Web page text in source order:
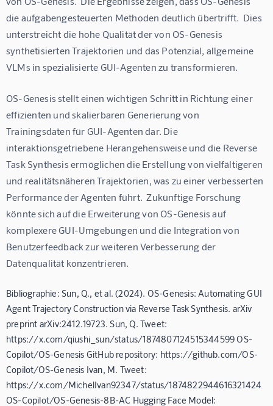
die aufgabengesteuerten Methoden deutlich übertrifft.  Dies
unterstreicht die hohe Qualität der von OS-Genesis
synthetisierten Trajektorien und das Potenzial, allgemeine
VLMs in spezialisierte GUI-Agenten zu transformieren.
OS-Genesis stellt einen wichtigen Schritt in Richtung einer
effizienten und skalierbaren Generierung von
Trainingsdaten für GUI-Agenten dar. Die
interaktionsgetriebene Herangehensweise und die Reverse
Task Synthesis ermöglichen die Erstellung von vielfältigeren
und realitätsnäheren Trajektorien, was zu einer verbesserten
Performance der Agenten führt.  Zukünftige Forschung
könnte sich auf die Erweiterung von OS-Genesis auf
komplexere GUI-Umgebungen und die Integration von
Benutzerfeedback zur weiteren Verbesserung der
Datenqualität konzentrieren.
Bibliographie: Sun, Q., et al. (2024). OS-Genesis: Automating GUI
Agent Trajectory Construction via Reverse Task Synthesis. arXiv
preprint arXiv:2412.19723. Sun, Q. Tweet:
https://x.com/qiushi_sun/status/1874807124515344599 OS-
Copilot/OS-Genesis GitHub repository: https://github.com/OS-
Copilot/OS-Genesis Ivan, M. Tweet:
https://x.com/MichelIvan92347/status/1874822944616321424
OS-Copilot/OS-Genesis-8B-AC Hugging Face Model: